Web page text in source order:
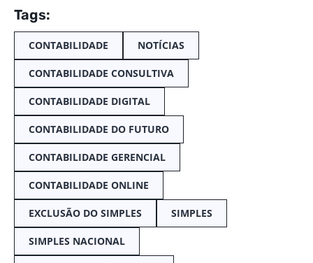
Tags:
CONTABILIDADE NOTÍCIAS
CONTABILIDADE CONSULTIVA
CONTABILIDADE DIGITAL
CONTABILIDADE DO FUTURO
CONTABILIDADE GERENCIAL
CONTABILIDADE ONLINE
EXCLUSÃO DO SIMPLES SIMPLES
SIMPLES NACIONAL